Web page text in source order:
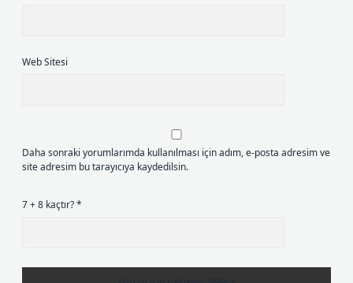
Web Sitesi
Daha sonraki yorumlarımda kullanılması için adım, e-posta adresim ve
site adresim bu tarayıcıya kaydedilsin.
7 + 8 kaçtır?*